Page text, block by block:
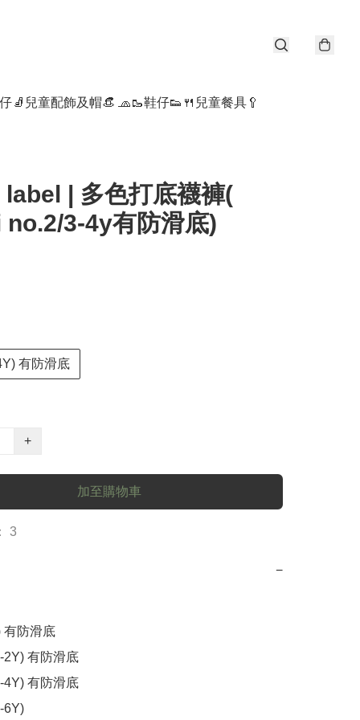
🧦 兒童配飾及帽👒 🧢🥾鞋仔👟 🍴兒童餐具🥄
| 多色打底襪褲(
3-4y有防滑底)
有防滑底
+
加至購物車
3
−
有防滑底
有防滑底
6Y)